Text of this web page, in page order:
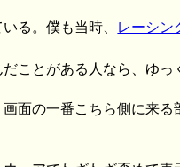
る。僕も当時、 レーシン
だことがある人なら、ゆ
面の一番こちら側に来